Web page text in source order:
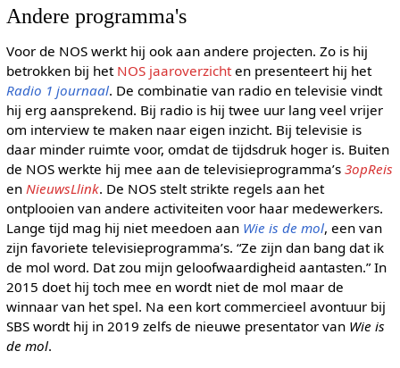
Andere programma's
Voor de NOS werkt hij ook aan andere projecten. Zo is hij
betrokken bij het NOS jaaroverzichten presenteert hij het
Radio 1 journaal. De combinatie van radio en televisie vindt
hij erg aansprekend. Bij radio is hij twee uur lang veel vrijer
om interview te maken naar eigen inzicht. Bij televisie is
daar minder ruimte voor, omdat de tijdsdruk hoger is. Buiten
de NOS werkte hij mee aan de televisieprogramma’s 3opReis
en NieuwsLlink. De NOS stelt strikte regels aan het
ontplooien van andere activiteiten voor haar medewerkers.
Lange tijd mag hij niet meedoen aan Wie is de mol, een van
zijn favoriete televisieprogramma’s. “Ze zijn dan bang dat ik
de mol word. Dat zou mijn geloofwaardigheid aantasten.” In
2015 doet hij toch mee en wordt niet de mol maar de
winnaar van het spel. Na een kort commercieel avontuur bij
SBS wordt hij in 2019 zelfs de nieuwe presentator van Wie is
de mol.